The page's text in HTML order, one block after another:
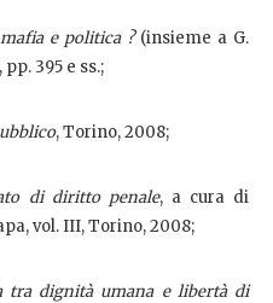
e politica ?(insieme a G.
pp. 395 e ss.;
, Torino, 2008;
di diritto penale, a cura di
vol. III, Torino, 2008;
tra dignità umana e libertà di